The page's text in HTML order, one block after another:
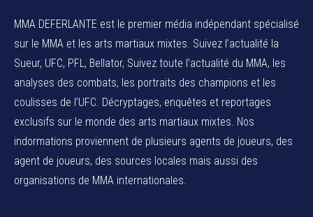
MMA DEFERLANTE est le premier média indépendant spécialisé
sur le MMA et les arts martiaux mixtes. Suivez l’actualité la
Sueur, UFC, PFL, Bellator, Suivez toute l’actualité du MMA, les
analyses des combats, les portraits des champions et les
coulisses de l’UFC. Décryptages, enquêtes et reportages
exclusifs sur le monde des arts martiaux mixtes. Nos
indormations proviennent de plusieurs agents de joueurs, des
agent de joueurs, des sources locales mais aussi des
organisations de MMA internationales.